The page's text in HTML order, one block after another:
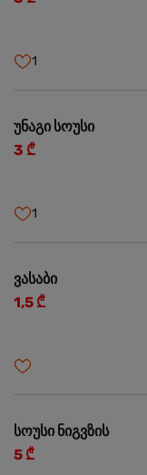
1
უნაგი სოუსი
3 ₾
1
ვასაბი
1,5 ₾
სოუსი ნიგვზის
5 ₾